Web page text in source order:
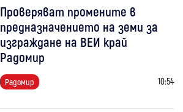
Проверяват промените в
предназначението на земи за
изграждане на ВЕИ край
Радомир
Радомир 10:54